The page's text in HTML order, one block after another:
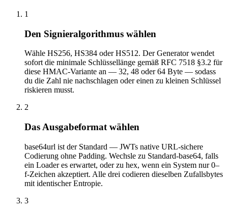
1
Den Signieralgorithmus wählen
Wähle HS256, HS384 oder HS512. Der Generator wendet
sofort die minimale Schlüssellänge gemäß RFC 7518 §3.2 für
diese HMAC-Variante an — 32, 48 oder 64 Byte — sodass
du die Zahl nie nachschlagen oder einen zu kleinen Schlüssel
riskieren musst.
2
Das Ausgabeformat wählen
base64url ist der Standard — JWTs native URL-sichere
Codierung ohne Padding. Wechsle zu Standard-base64, falls
ein Loader es erwartet, oder zu hex, wenn ein System nur 0–
f-Zeichen akzeptiert. Alle drei codieren dieselben Zufallsbytes
mit identischer Entropie.
3